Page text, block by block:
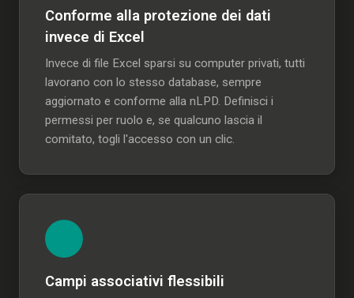
Conforme alla protezione dei dati
invece di Excel
Invece di file Excel sparsi su computer privati, tutti
lavorano con lo stesso database, sempre
aggiornato e conforme alla nLPD. Definisci i
permessi per ruolo e, se qualcuno lascia il
comitato, togli l'accesso con un clic.
Campi associativi flessibili